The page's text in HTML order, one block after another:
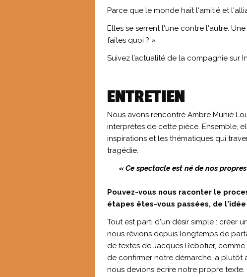
Parce que le monde hait l'amitié et
Elles se serrent l'une contre l'autre.
faites quoi ? »
Suivez l’actualité de la compagnie sur
ENTRETIEN
Nous avons rencontré Ambre Munié
interprètes de cette pièce. Ensemble,
inspirations et les thématiques qui
tragédie.
« Ce spectacle est né de nos
Pouvez-vous nous raconter le
étapes êtes-vous passées, de
Tout est parti d'un désir simple : créer
nous rêvions depuis longtemps de
de textes de Jacques Rebotier, comme
de confirmer notre démarche, a plutôt
nous devions écrire notre propre texte.